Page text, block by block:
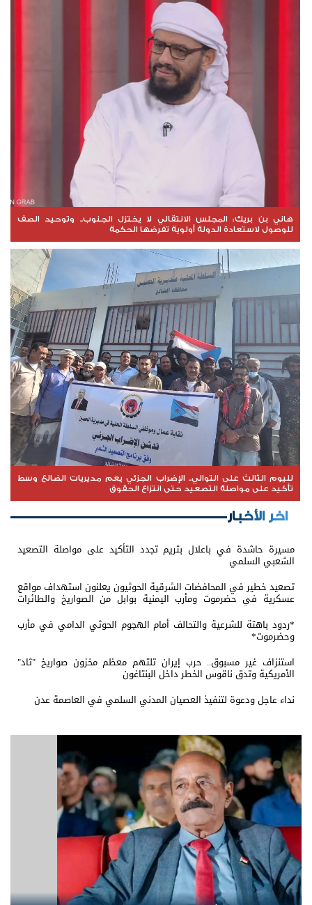
هاني بن بريك: المجلس الانتقالي لا يختزل الجنوب.. وتوحيد الصف
للوصول لاستعادة الدولة أولوية تفرضها الحكمة
لليوم الثالث على التوالي.. الإضراب الجزئي يعم مديريات الضالع وسط
تأكيد على مواصلة التصعيد حتى انتزاع الحقوق
اخر الأخبار
مسيرة حاشدة في باعلال بتريم تجدد التأكيد على مواصلة التصعيد
الشعبي السلمي
تصعيد خطير في المحافضات الشرقية الحوثيون يعلنون استهداف مواقع
عسكرية في حضرموت ومأرب اليمنية بوابل من الصواريخ والطائرات
*ردود باهتة للشرعية والتحالف أمام الهجوم الحوثي الدامي في مأرب
وحضرموت*
استنزاف غير مسبوق.. حرب إيران تلتهم معظم مخزون صواريخ "ثاد"
الأمريكية وتدق ناقوس الخطر داخل البنتاغون
نداء عاجل ودعوة لتنفيذ العصيان المدني السلمي في العاصمة عدن